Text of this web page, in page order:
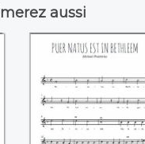
aussi
Puer natus est in
Bethleem
((Michael